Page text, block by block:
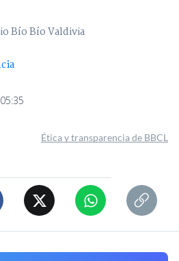
Bío Bío Valdivia
Ética y transparencia de BBCL